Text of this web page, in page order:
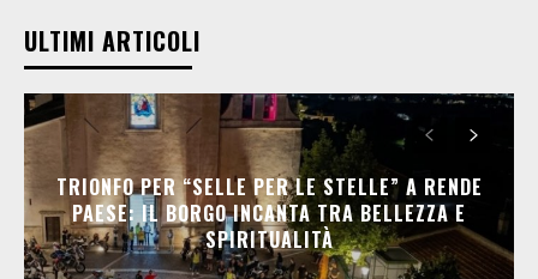
ULTIMI ARTICOLI
TRIONFO PER “SELLE PER LE STELLE” A RENDE
PAESE: IL BORGO INCANTA TRA BELLEZZA E
SPIRITUALITÀ